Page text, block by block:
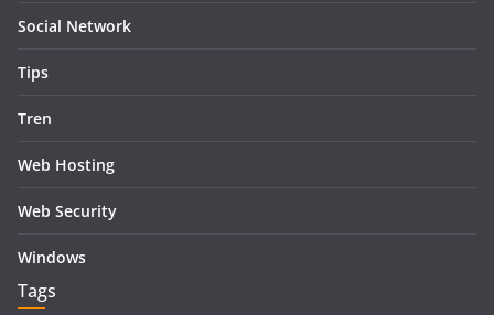
Social Network
Tips
Tren
Web Hosting
Web Security
Windows
Tags